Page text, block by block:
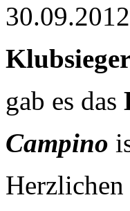
gab es das
Campino